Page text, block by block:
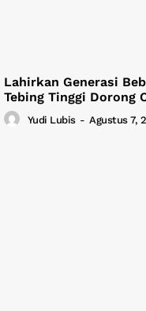
Lahirkan Generasi
Tebing Tinggi Dorong
Yudi Lubis - Agustus 7,